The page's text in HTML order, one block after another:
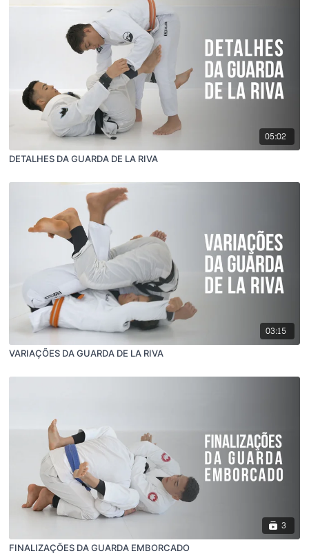
05:02
DETALHES DA GUARDA DE LA RIVA
03:15
VARIAÇÕES DA GUARDA DE LA RIVA
3
FINALIZAÇÕES DA GUARDA EMBORCADO